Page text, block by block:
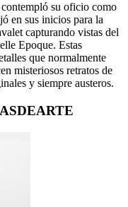
su oficio como
en sus inicios para la
capturando vistas del
Epoque. Estas
que normalmente
misteriosos retratos de
y siempre austeros.